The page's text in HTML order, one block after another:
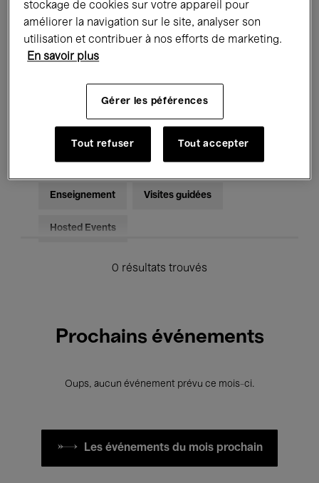
Expositions Films Performances
Rencontres & Débats Jazz
Musique électronique
Pour tous Kids’ Palace
Enseignement Visites guidées
Hosted Events
0 résultats trouvés
Prochains événements
Oups, aucun événement prévu ce mois-ci.
Les événements du mois prochain
stockage de cookies sur votre appareil pour
améliorer la navigation sur le site, analyser son
utilisation et contribuer à nos efforts de marketing.
En savoir plus
Gérer les péférences
Tout refuser Tout accepter